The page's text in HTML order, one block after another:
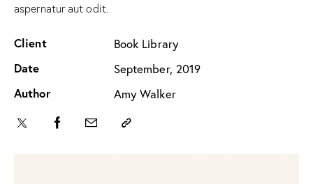
aspernatur aut odit.
Client Book Library
Date September, 2019
Author Amy Walker